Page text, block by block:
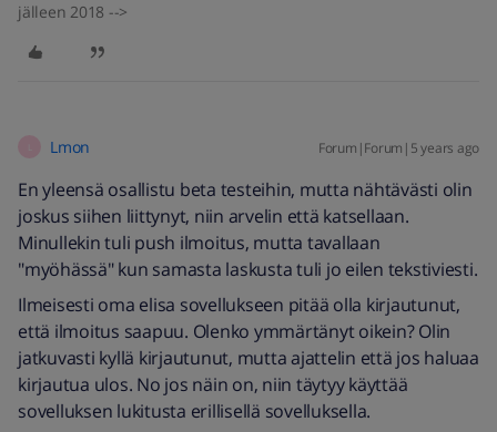
jälleen 2018 -->
Lmon Forum|Forum|5 years ago
En yleensä osallistu beta testeihin, mutta nähtävästi olin
joskus siihen liittynyt, niin arvelin että katsellaan.
Minullekin tuli push ilmoitus, mutta tavallaan
"myöhässä" kun samasta laskusta tuli jo eilen tekstiviesti.
Ilmeisesti oma elisa sovellukseen pitää olla kirjautunut,
että ilmoitus saapuu. Olenko ymmärtänyt oikein? Olin
jatkuvasti kyllä kirjautunut, mutta ajattelin että jos haluaa
kirjautua ulos. No jos näin on, niin täytyy käyttää
sovelluksen lukitusta erillisellä sovelluksella.